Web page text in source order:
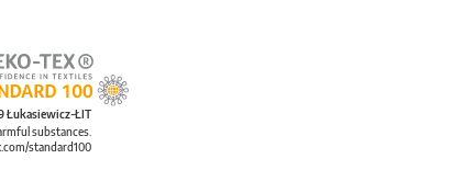
Łukasiewicz-ŁIT
substances.
standard100